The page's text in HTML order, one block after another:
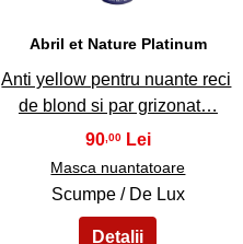
Abril et Nature Platinum
Anti yellow pentru nuante reci
de blond si par grizonat…
90,00
Masca nuantatoare
Scumpe / De Lux